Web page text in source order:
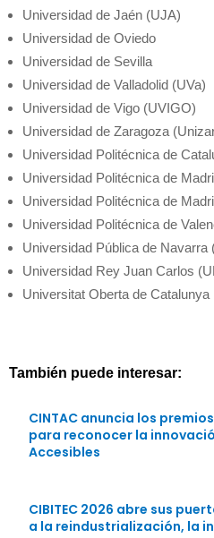
Universidad de Jaén (UJA)
Universidad de Oviedo
Universidad de Sevilla
Universidad de Valladolid (UVa)
Universidad de Vigo (UVIGO)
Universidad de Zaragoza
Universidad Politécnica de
Universidad Politécnica de
Universidad Politécnica de
Universidad Politécnica de
Universidad Pública de Navarra
Universidad Rey Juan Carlos
Universitat Oberta de Catalunya
También puede interesar:
CINTAC anuncia los
para reconocer la
Accesibles
CIBITEC 2026 abre sus
a la reindustrialización, la